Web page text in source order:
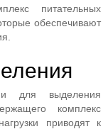
питательных
обеспечивают
для выделения
комплекс
приводят к